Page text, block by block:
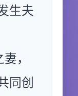
生夫
，
同创